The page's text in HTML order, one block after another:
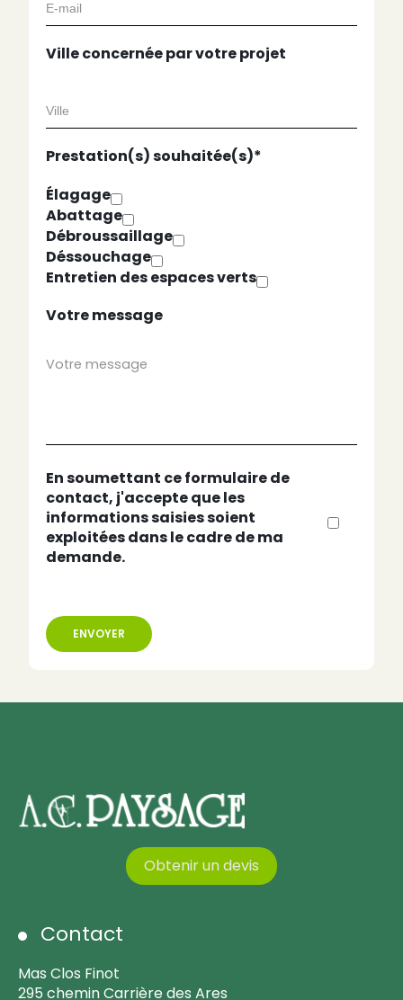
Ville concernée par votre projet
Prestation(s) souhaitée(s)*
Élagage
Abattage
Débroussaillage
Déssouchage
Entretien des espaces verts
Votre message
En soumettant ce formulaire de
contact, j'accepte que les
informations saisies soient
exploitées dans le cadre de ma
demande.
Obtenir un devis
Contact
Mas Clos Finot
295 chemin Carrière des Ares